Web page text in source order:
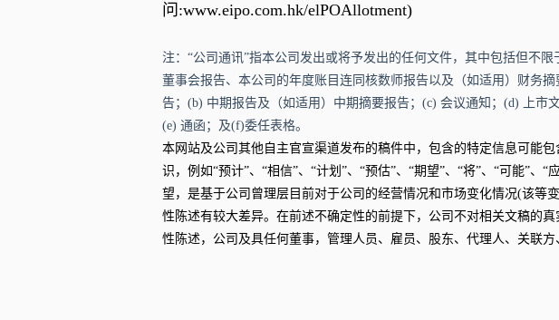
问:www.eipo.com.hk/elPOAllotment)
注：“公司通讯”指本公司发出或将予发出的任何文件，其中包括但不限
董事会报告、本公司的年度账目连同核数师报告以及（如适用）财务摘
告；(b) 中期报告及（如适用）中期摘要报告；(c) 会议通知；(d) 上市文
(e) 通函；及(f)委任表格。
本网站及公司其他自主官宣渠道发布的稿件中，包含的特定信息可能
识，例如“预计”、“相信”、“计划”、“预估”、“期望”、“将”、“可能”
望，是基于公司曾理层目前对于公司的经营情况和市场变化情况(该等
性陈述有较大差异。在前述不确定性的前提下，公司不对相关文稿的
性陈述，公司及具任何董事，管理人员、雇员、股东、代理人、关联